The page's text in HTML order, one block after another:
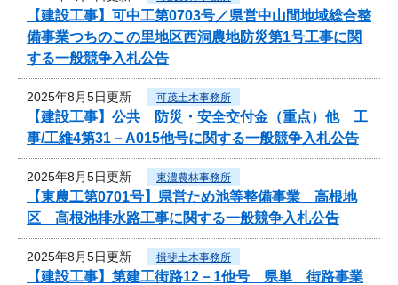
【建設工事】可中工第0703号／県営中山間地域総合整
備事業つちのこの里地区西洞農地防災第1号工事に関
する一般競争入札公告
2025年8月5日更新 可茂土木事務所
【建設工事】公共 防災・安全交付金（重点）他 工
事/工維4第31－A015他号に関する一般競争入札公告
2025年8月5日更新 東濃農林事務所
【東農工第0701号】県営ため池等整備事業 高根地
区 高根池排水路工事に関する一般競争入札公告
2025年8月5日更新 揖斐土木事務所
【建設工事】第建工街路12－1他号 県単 街路事業